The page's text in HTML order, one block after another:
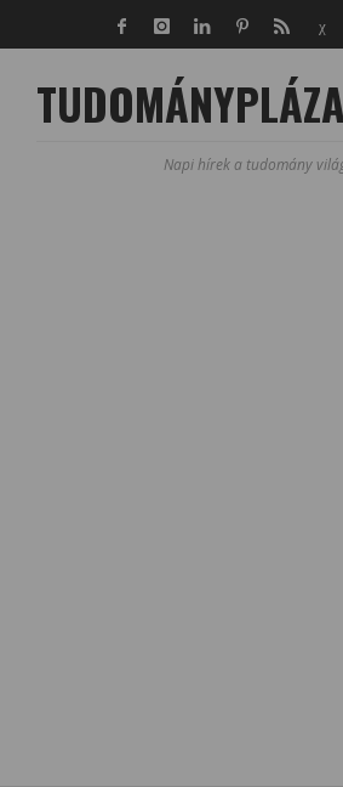
TUDOMÁNYPLÁZA
Napi hírek a tudomány